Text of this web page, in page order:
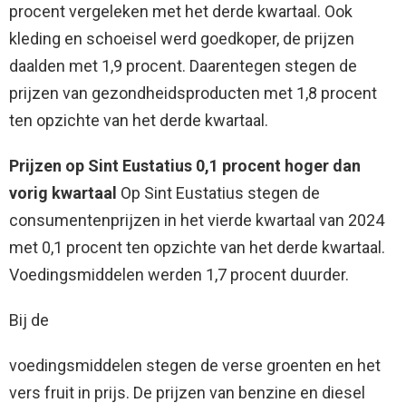
procent vergeleken met het derde kwartaal. Ook
kleding en schoeisel werd goedkoper, de prijzen
daalden met 1,9 procent. Daarentegen stegen de
prijzen van gezondheidsproducten met 1,8 procent
ten opzichte van het derde kwartaal.
Prijzen op Sint Eustatius 0,1 procent hoger dan
vorig kwartaal Op Sint Eustatius stegen de
consumentenprijzen in het vierde kwartaal van 2024
met 0,1 procent ten opzichte van het derde kwartaal.
Voedingsmiddelen werden 1,7 procent duurder.
Bij de
voedingsmiddelen stegen de verse groenten en het
vers fruit in prijs. De prijzen van benzine en diesel